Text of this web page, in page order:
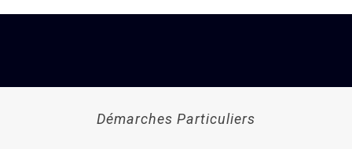
Démarches Particuliers